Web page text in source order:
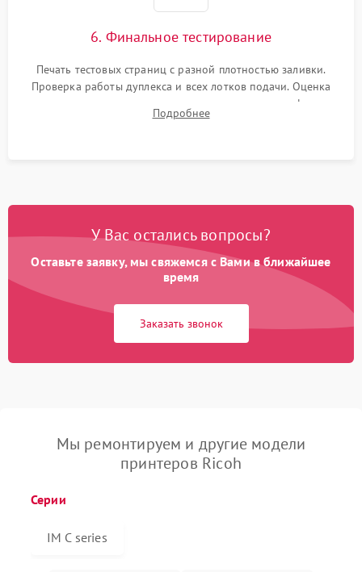
6. Финальное тестирование
Печать тестовых страниц с разной плотностью заливки.
Проверка работы дуплекса и всех лотков подачи. Оценка
качества запекания тонера и полное отсутствие дефектов
изображения перед выдачей готового устройства.
Подробнее
У Вас остались вопросы?
Оставьте заявку, мы свяжемся с Вами в ближайшее
время
Заказать звонок
Мы ремонтируем и другие модели
принтеров Ricoh
Серии
IM C series